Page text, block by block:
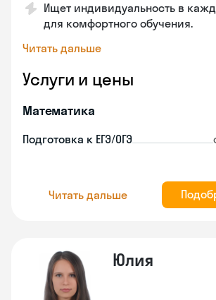
Ищет индивидуальность в
для комфортного обучения.
Читать дальше
Услуги и цены
Математика
Подготовка к ЕГЭ/ОГЭ
Читать дальше
Юлия